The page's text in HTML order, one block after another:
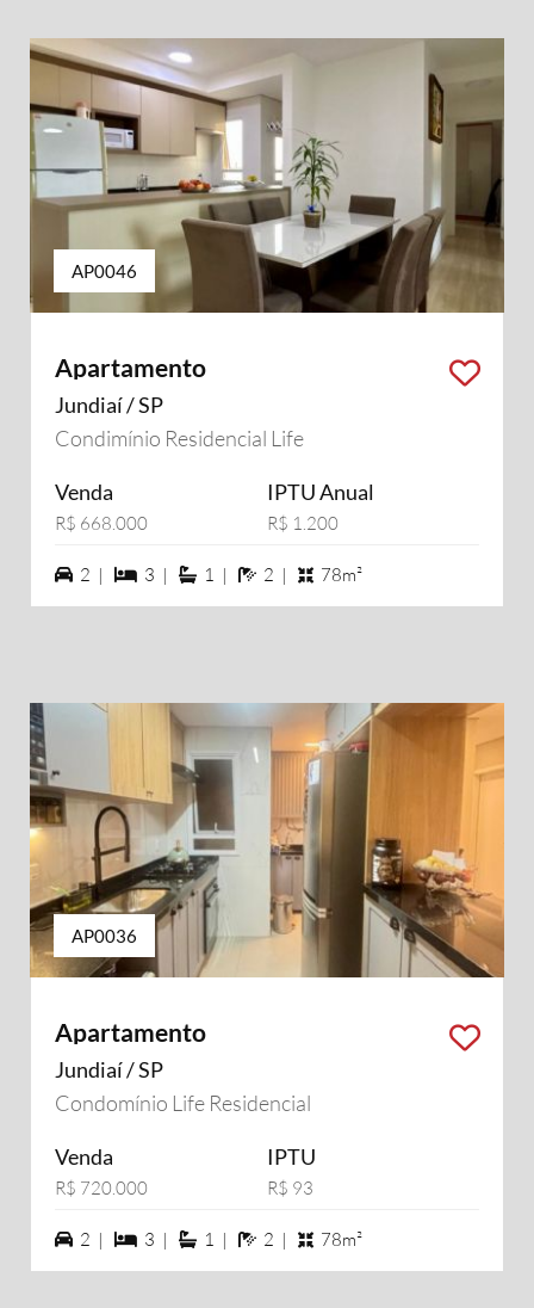
AP0046
Apartamento
Jundiaí / SP
Condimínio Residencial Life
Venda
R$ 668.000
IPTU Anual
R$ 1.200
2 vagas na garagem
2 | 3 dormiórios
3 | 1 suítes
1 | 2 banheiros
2 | 78m²
AP0036
Apartamento
Jundiaí / SP
Condomínio Life Residencial
Venda
R$ 720.000
IPTU
R$ 93
2 vagas na garagem
2 | 3 dormiórios
3 | 1 suítes
1 | 2 banheiros
2 | 78m²